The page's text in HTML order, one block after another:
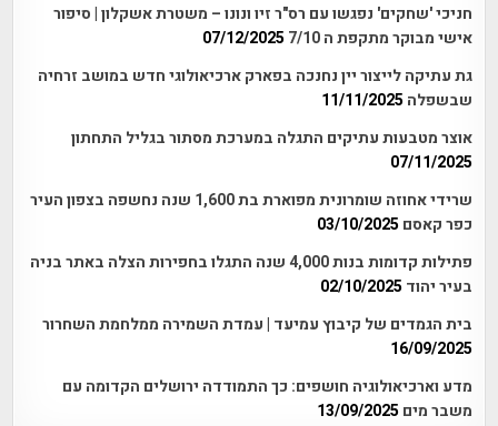
חניכי 'שחקים' נפגשו עם רס"ר זיו ונונו – משטרת אשקלון | סיפור
אישי מבוקר מתקפת ה 7/10
07/12/2025
גת עתיקה לייצור יין נחנכה בפארק ארכיאולוגי חדש במושב זרחיה
שבשפלה 11/11/2025
אוצר מטבעות עתיקים התגלה במערכת מסתור בגליל התחתון
07/11/2025
שרידי אחוזה שומרונית מפוארת בת 1,600 שנה נחשפה בצפון העיר
כפר קאסם 03/10/2025
פתילות קדומות בנות 4,000 שנה התגלו בחפירות הצלה באתר בניה
בעיר יהוד 02/10/2025
בית הגמדים של קיבוץ עמיעד | עמדת השמירה ממלחמת השחרור
16/09/2025
מדע וארכיאולוגיה חושפים: כך התמודדה ירושלים הקדומה עם
משבר מים 13/09/2025